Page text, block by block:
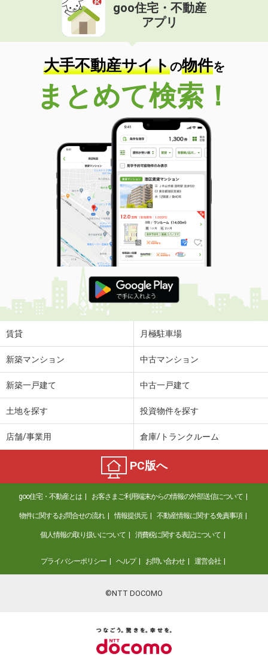
goo住宅・不動産
アプリ
大手不動産サイトの物件を
まとめて検索！
賃貸 月極駐車場
新築マンション 中古マンション
新築一戸建て 中古一戸建て
土地を探す 投資物件を探す
店舗/事業用 倉庫/トランクルーム
PC版へ
goo住宅・不動産とは お客さまご利用端末からの情報の外部送信について
物件に関するお問合せの流れ 情報提供元 不動産情報に関する免責事項
個人情報の取り扱いについて 消費税に関する表記について
プライバシーポリシー ヘルプ お問い合わせ 運営会社
©NTT DOCOMO